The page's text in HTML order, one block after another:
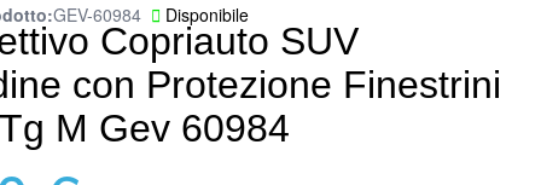
Copriauto SUV
con Protezione Finestrini
M Gev 60984
Disponibile
GEV-60984